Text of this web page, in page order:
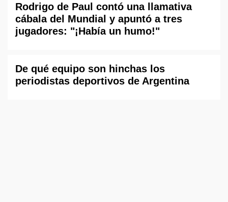
Rodrigo de Paul contó una llamativa
cábala del Mundial y apuntó a tres
jugadores: "¡Había un humo!"
De qué equipo son hinchas los
periodistas deportivos de Argentina